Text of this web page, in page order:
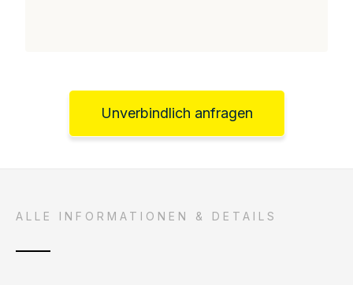
Unverbindlich anfragen
ALLE INFORMATIONEN & DETAILS